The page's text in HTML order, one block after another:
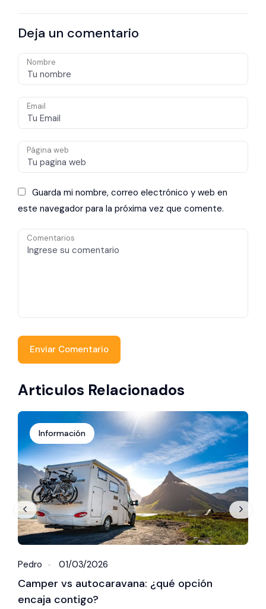
Deja un comentario
Nombre
Email
Página web
Guarda mi nombre, correo electrónico y web en
este navegador para la próxima vez que comente.
Comentarios
Articulos Relacionados
Información
Pedro 01/03/2026
Camper vs autocaravana: ¿qué opción
encaja contigo?